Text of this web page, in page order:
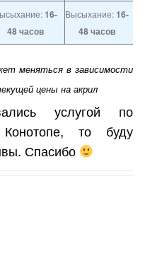
16-
48 часов
Высыхание:16-
48 часов
меняться в зависимости
цены на акрил
услугой по
то буду
Спасибо